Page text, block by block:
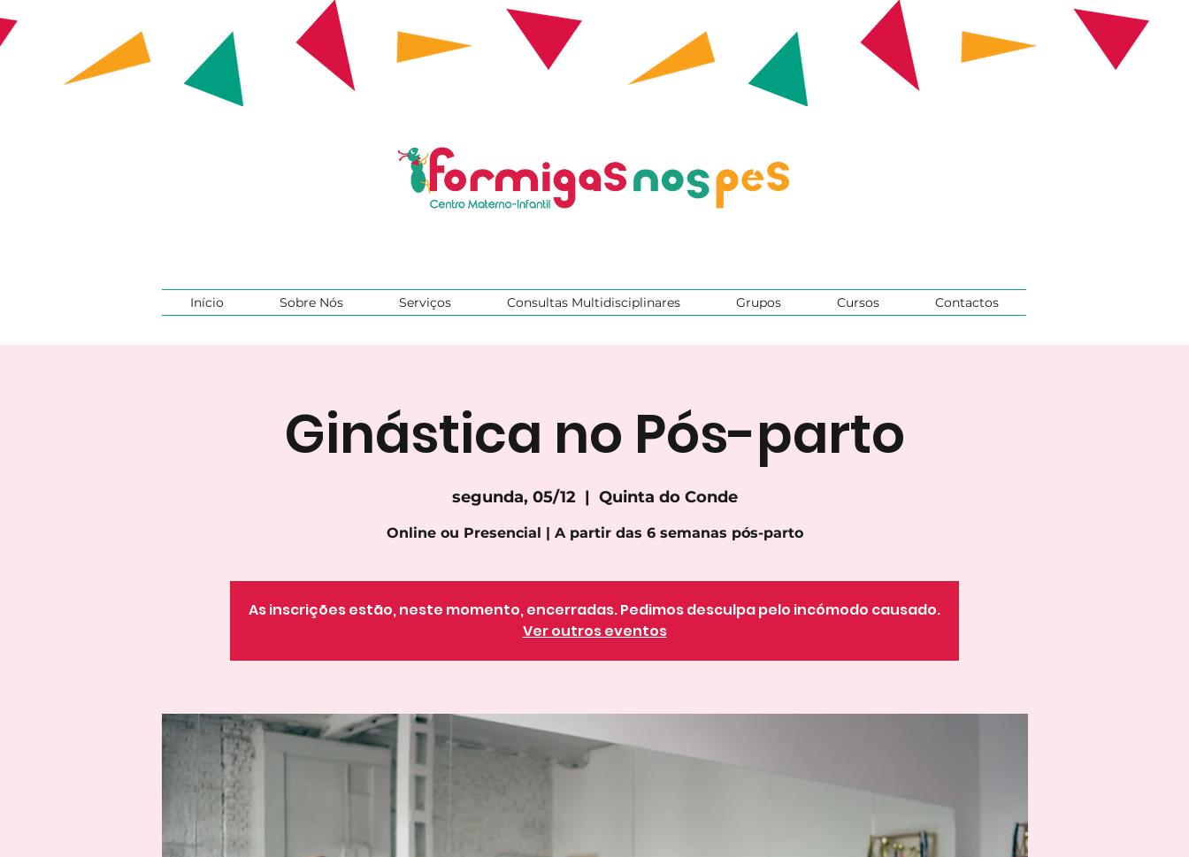
Início Sobre Nós Serviços Consultas Multidisciplinares Grupos Cursos Contactos
Ginástica no Pós-parto
segunda, 05/12
  |
Quinta do Conde
Online ou Presencial | A partir das 6 semanas pós-parto
As inscrições estão, neste momento, encerradas. Pedimos desculpa pelo incómodo causado.
Ver outros eventos